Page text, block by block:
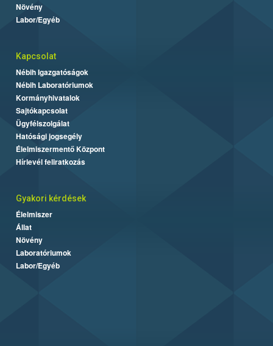
Növény
Labor/Egyéb
Kapcsolat
Nébih Igazgatóságok
Nébih Laboratóriumok
Kormányhivatalok
Sajtókapcsolat
Ügyfélszolgálat
Hatósági jogsegély
Élelmiszermentő Központ
Hírlevél feliratkozás
Gyakori kérdések
Élelmiszer
Állat
Növény
Laboratóriumok
Labor/Egyéb